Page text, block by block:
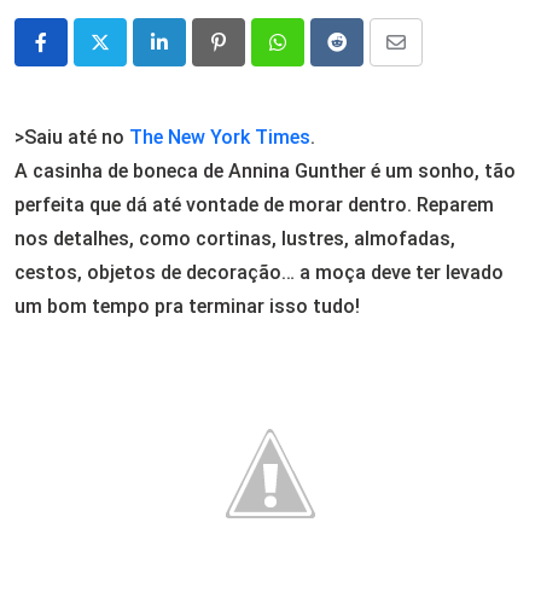
LinkedIn PinterestWhatsappRedditShare
>Saiu até no The New York Times.
A casinha de boneca de Annina Gunther é um sonho, tão
perfeita que dá até vontade de morar dentro. Reparem
nos detalhes, como cortinas, lustres, almofadas,
cestos, objetos de decoração… a moça deve ter levado
um bom tempo pra terminar isso tudo!